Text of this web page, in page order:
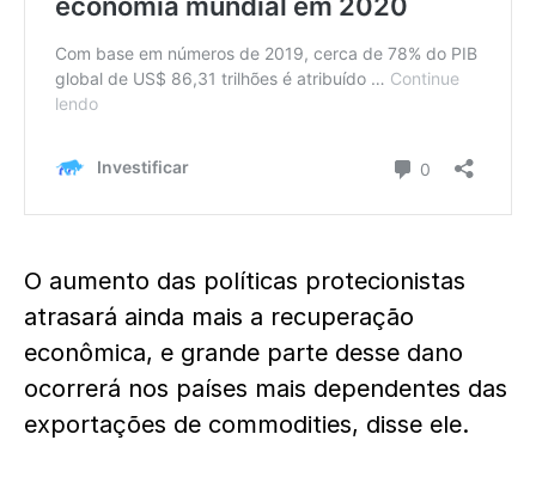
O aumento das políticas protecionistas
atrasará ainda mais a recuperação
econômica, e grande parte desse dano
ocorrerá nos países mais dependentes das
exportações de commodities, disse ele.